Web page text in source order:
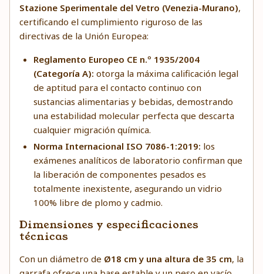
Stazione Sperimentale del Vetro (Venezia-Murano),
certificando el cumplimiento riguroso de las
directivas de la Unión Europea:
Reglamento Europeo CE n.º 1935/2004
(Categoría A): otorga la máxima calificación legal
de aptitud para el contacto continuo con
sustancias alimentarias y bebidas, demostrando
una estabilidad molecular perfecta que descarta
cualquier migración química.
Norma Internacional ISO 7086-1:2019: los
exámenes analíticos de laboratorio confirman que
la liberación de componentes pesados es
totalmente inexistente, asegurando un vidrio
100% libre de plomo y cadmio.
Dimensiones y especificaciones
técnicas
Con un diámetro de Ø18 cm y una altura de 35 cm, la